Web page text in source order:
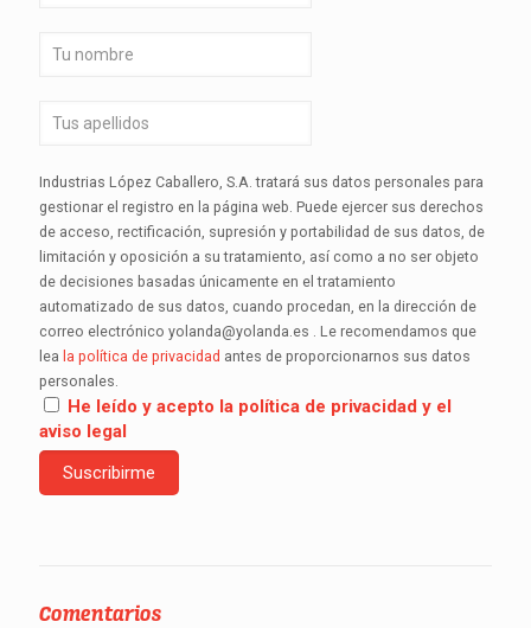
Industrias López Caballero, S.A. tratará sus datos personales para
gestionar el registro en la página web. Puede ejercer sus derechos
de acceso, rectificación, supresión y portabilidad de sus datos, de
limitación y oposición a su tratamiento, así como a no ser objeto
de decisiones basadas únicamente en el tratamiento
automatizado de sus datos, cuando procedan, en la dirección de
correo electrónico yolanda@yolanda.es . Le recomendamos que
lea la política de privacidad antes de proporcionarnos sus datos
personales.
He leído y acepto la política de privacidad y el
aviso legal
Comentarios